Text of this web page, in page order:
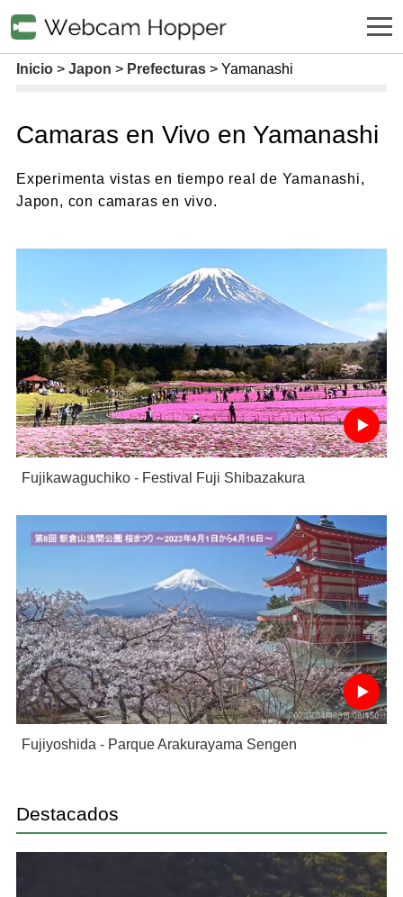
Inicio Japon Prefecturas Yamanashi
Camaras en Vivo en Yamanashi
Experimenta vistas en tiempo real de Yamanashi,
Japon, con camaras en vivo.
Fujikawaguchiko - Festival Fuji Shibazakura
Fujiyoshida - Parque Arakurayama Sengen
Destacados